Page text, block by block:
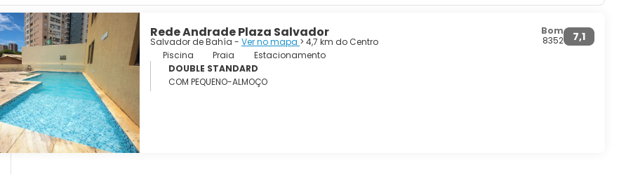
Rede Andrade Plaza Salvador
Salvador de Bahía - Ver no mapa > 4,7 km do Centro 7,1
Bom
8352
Piscina
Praia
Estacionamento
DOUBLE STANDARD
COM PEQUENO-ALMOÇO